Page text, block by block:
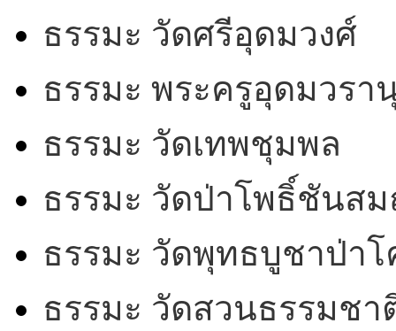
ธรรมะ วัดศรีอุดมวงศ์
ธรรมะ พระครูอุดมวรา
ธรรมะ วัดเทพชุมพล
ธรรมะ วัดป่าโพธิ์ชันส
ธรรมะ วัดพุทธบูชาป่า
ธรรมะ วัดสวนธรรมช